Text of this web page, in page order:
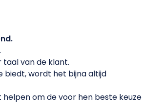
taal van de klant.
biedt, wordt het bijna altijd
helpen om de voor hen beste keuze